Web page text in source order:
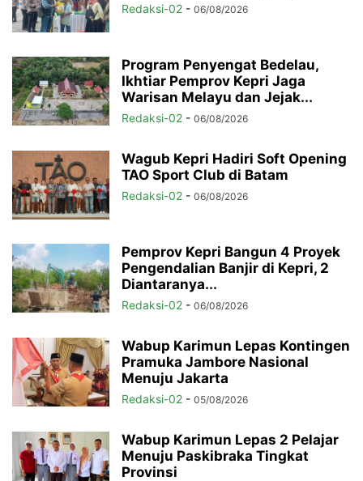
Redaksi-02 - 06/08/2026
Program Penyengat Bedelau,
Ikhtiar Pemprov Kepri Jaga
Warisan Melayu dan Jejak...
Redaksi-02 - 06/08/2026
Wagub Kepri Hadiri Soft Opening
TAO Sport Club di Batam
Redaksi-02 - 06/08/2026
Pemprov Kepri Bangun 4 Proyek
Pengendalian Banjir di Kepri, 2
Diantaranya...
Redaksi-02 - 06/08/2026
Wabup Karimun Lepas Kontingen
Pramuka Jambore Nasional
Menuju Jakarta
Redaksi-02 - 05/08/2026
Wabup Karimun Lepas 2 Pelajar
Menuju Paskibraka Tingkat
Provinsi